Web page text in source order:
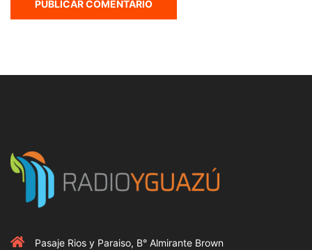
Pasaje Rios y Paraiso, B° Almirante Brown